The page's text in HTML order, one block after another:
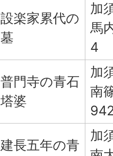
設楽家累代の
墓
加
馬
4
普門寺の青石
塔婆
加
南
建長五年の青
加